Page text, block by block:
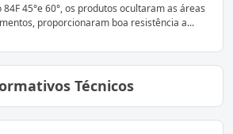
45°e 60°, os produtos ocultaram as áreas
proporcionaram boa resistência a...
Técnicos